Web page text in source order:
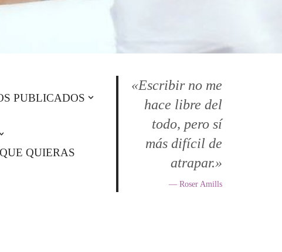
PUBLICADOS
QUIERAS
«Escribir no me
hace libre del
todo, pero sí
más difícil de
atrapar.»
— Roser Amills